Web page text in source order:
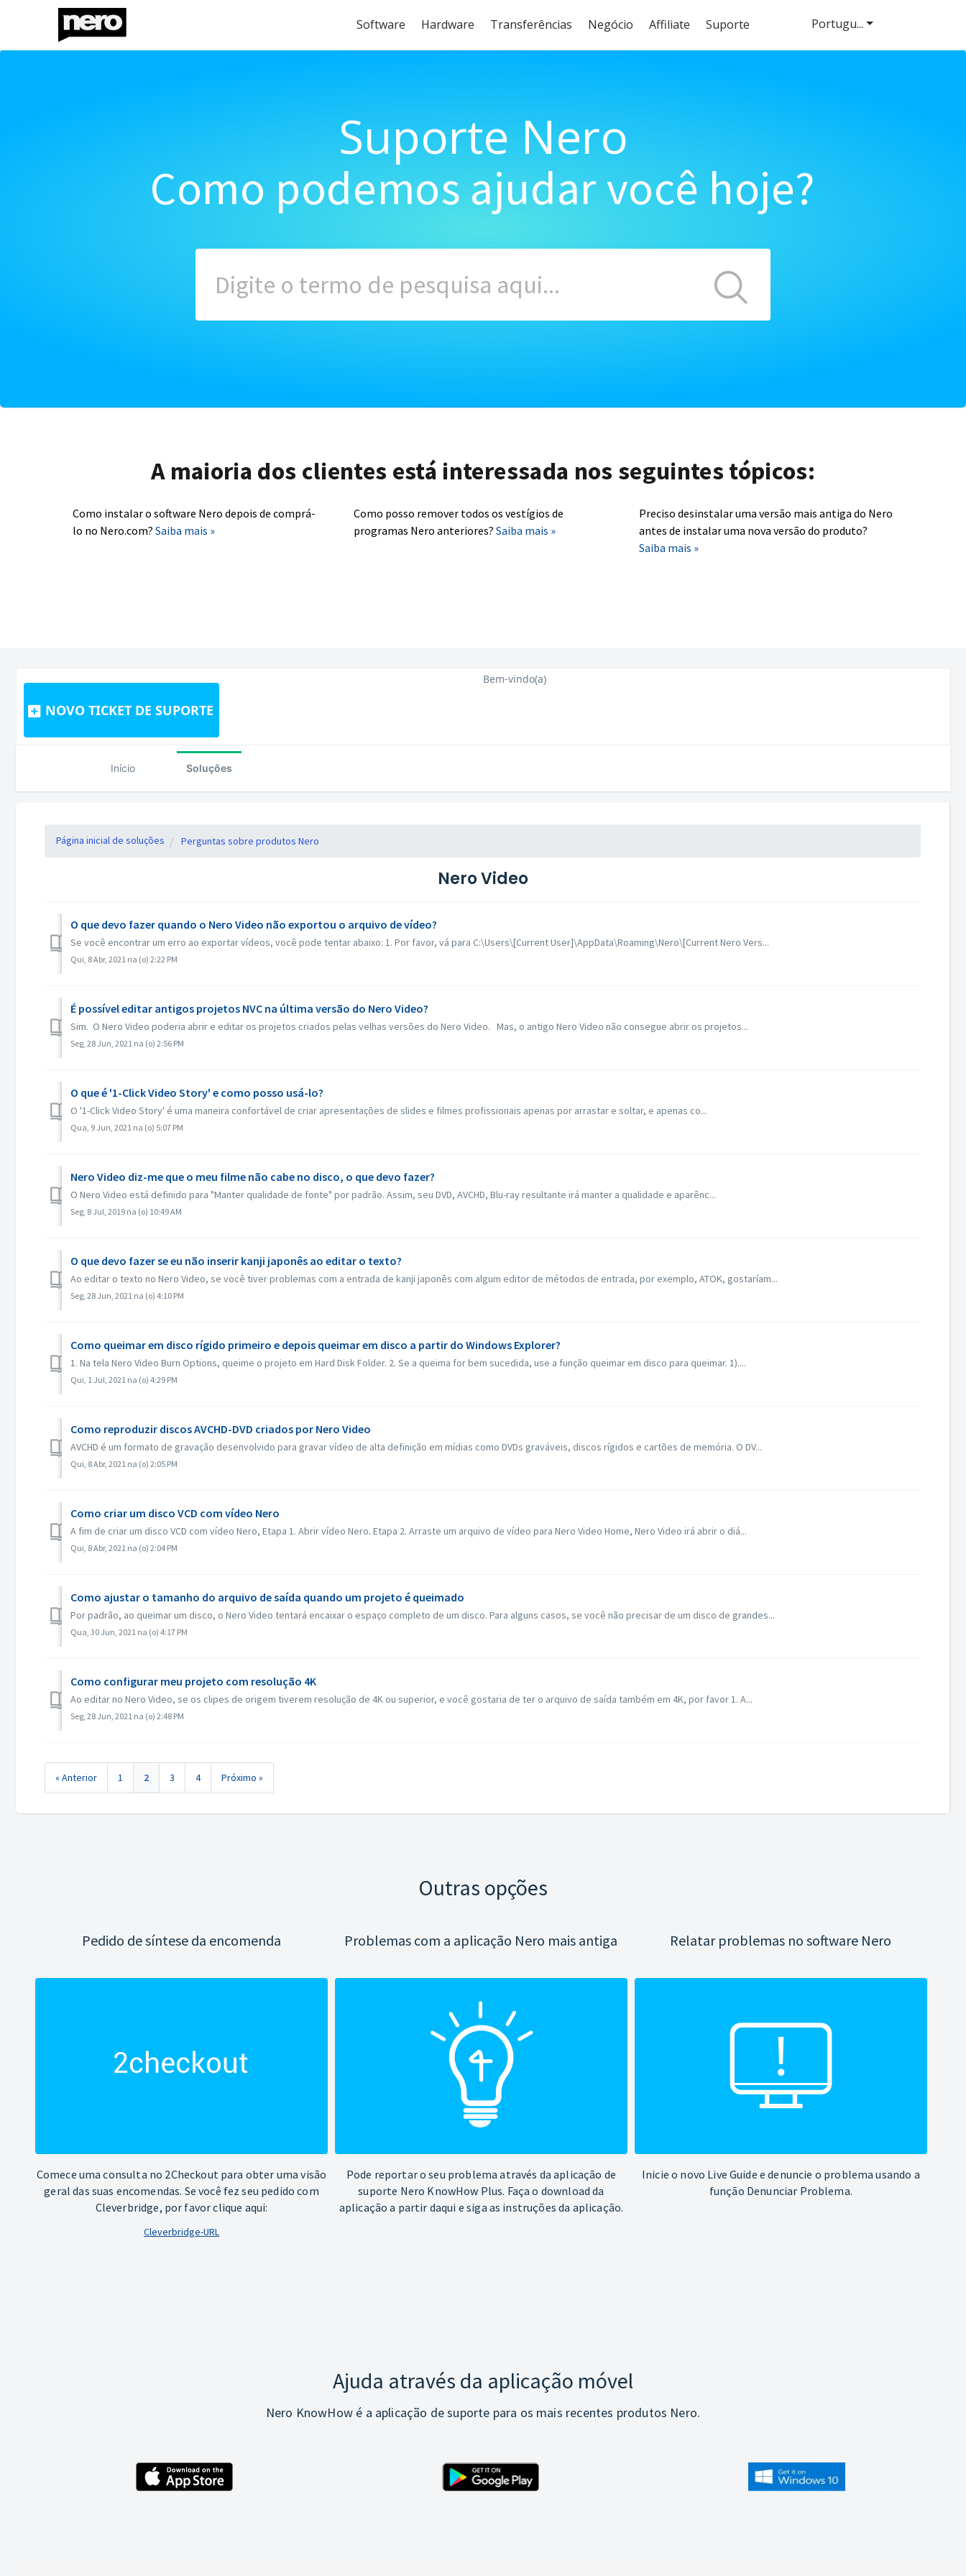
Software Hardware Transferências Negócio Affiliate Suporte
Suporte Nero
Como podemos ajudar você hoje?
A maioria dos clientes está interessada nos seguintes tópicos:
Como instalar o software Nero depois de comprá-
lo no Nero.com? Saiba mais »
Como posso remover todos os vestígios de
programas Nero anteriores? Saiba mais »
Preciso desinstalar uma versão mais antiga do Nero
antes de instalar uma nova versão do produto?
Saiba mais »
NOVO TICKET DE SUPORTE
Portugu...
Bem-vindo(a)
Início Soluções
Página inicial de soluções Perguntas sobre produtos Nero
Nero Video
O que devo fazer quando o Nero Video não exportou o arquivo de vídeo?
Se você encontrar um erro ao exportar vídeos, você pode tentar abaixo: 1. Por favor, vá para C:\Users\[Current User]\AppData\Roaming\Nero\[Current Nero Vers...
Qui, 8 Abr, 2021 na (o) 2:22 PM
É possível editar antigos projetos NVC na última versão do Nero Video?
Sim. O Nero Video poderia abrir e editar os projetos criados pelas velhas versões do Nero Video. Mas, o antigo Nero Video não consegue abrir os projetos...
Seg, 28 Jun, 2021 na (o) 2:56 PM
O que é '1-Click Video Story' e como posso usá-lo?
O '1-Click Video Story' é uma maneira confortável de criar apresentações de slides e filmes profissionais apenas por arrastar e soltar, e apenas co...
Qua, 9 Jun, 2021 na (o) 5:07 PM
Nero Video diz-me que o meu filme não cabe no disco, o que devo fazer?
O Nero Video está definido para "Manter qualidade de fonte" por padrão. Assim, seu DVD, AVCHD, Blu-ray resultante irá manter a qualidade e aparênc...
Seg, 8 Jul, 2019 na (o) 10:49 AM
O que devo fazer se eu não inserir kanji japonês ao editar o texto?
Ao editar o texto no Nero Video, se você tiver problemas com a entrada de kanji japonês com algum editor de métodos de entrada, por exemplo, ATOK, gostaríam...
Seg, 28 Jun, 2021 na (o) 4:10 PM
Como queimar em disco rígido primeiro e depois queimar em disco a partir do Windows Explorer?
1. Na tela Nero Video Burn Options, queime o projeto em Hard Disk Folder. 2. Se a queima for bem sucedida, use a função queimar em disco para queimar. 1)....
Qui, 1 Jul, 2021 na (o) 4:29 PM
Como reproduzir discos AVCHD-DVD criados por Nero Video
AVCHD é um formato de gravação desenvolvido para gravar vídeo de alta definição em mídias como DVDs graváveis, discos rígidos e cartões de memória. O DV...
Qui, 8 Abr, 2021 na (o) 2:05 PM
Como criar um disco VCD com vídeo Nero
A fim de criar um disco VCD com vídeo Nero, Etapa 1. Abrir vídeo Nero. Etapa 2. Arraste um arquivo de vídeo para Nero Video Home, Nero Video irá abrir o diá...
Qui, 8 Abr, 2021 na (o) 2:04 PM
Como ajustar o tamanho do arquivo de saída quando um projeto é queimado
Por padrão, ao queimar um disco, o Nero Video tentará encaixar o espaço completo de um disco. Para alguns casos, se você não precisar de um disco de grandes...
Qua, 30 Jun, 2021 na (o) 4:17 PM
Como configurar meu projeto com resolução 4K
Ao editar no Nero Video, se os clipes de origem tiverem resolução de 4K ou superior, e você gostaria de ter o arquivo de saída também em 4K, por favor 1. A...
Seg, 28 Jun, 2021 na (o) 2:48 PM
« Anterior 1 2 3 4 Próximo »
Outras opções
Pedido de síntese da encomenda
Comece uma consulta no 2Checkout para obter uma visão
geral das suas encomendas. Se você fez seu pedido com
Cleverbridge, por favor clique aqui:
Cleverbridge-URL
Problemas com a aplicação Nero mais antiga
Pode reportar o seu problema através da aplicação de
suporte Nero KnowHow Plus. Faça o download da
aplicação a partir daqui e siga as instruções da aplicação.
Relatar problemas no software Nero
Inicie o novo Live Guide e denuncie o problema usando a
função Denunciar Problema.
Ajuda através da aplicação móvel
Nero KnowHow é a aplicação de suporte para os mais recentes produtos Nero.